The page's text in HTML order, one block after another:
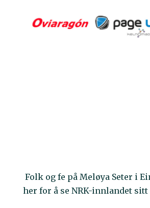
Folk og fe på Meløya Seter i
her for å se NRK-innlandet